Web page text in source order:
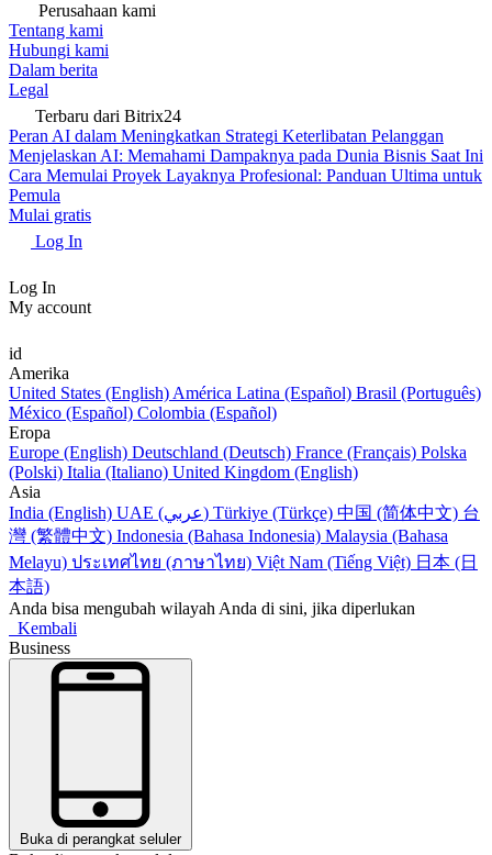
Perusahaan kami
Tentang kami
Hubungi kami
Dalam berita
Legal
Terbaru dari Bitrix24
Peran AI dalam Meningkatkan Strategi Keterlibatan Pelanggan
Menjelaskan AI: Memahami Dampaknya pada Dunia Bisnis Saat Ini
Cara Memulai Proyek Layaknya Profesional: Panduan Ultima untuk
Pemula
Mulai gratis
Log In
Log In
My account
id
Amerika
United States (English) América Latina (Español) Brasil (Português)
México (Español) Colombia (Español)
Eropa
Europe (English) Deutschland (Deutsch) France (Français) Polska
(Polski) Italia (Italiano) United Kingdom (English)
Asia
India (English)
UAE (عربي) Türkiye (Türkçe) 中国 (简体中文) 台
灣 (繁體中文) Indonesia (Bahasa Indonesia) Malaysia (Bahasa
Melayu) ประเทศไทย (ภาษาไทย) Việt Nam (Tiếng Việt) 日本 (日
本語)
Anda bisa mengubah wilayah Anda di sini, jika diperlukan
Kembali
Business
Buka di perangkat seluler